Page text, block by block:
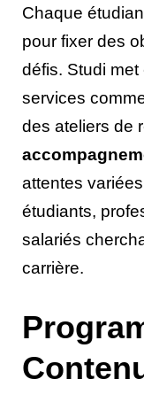
Chaque
pour fixer des
défis. Studi
services
des ateliers de
attentes
étudiants,
salariés
carrière.